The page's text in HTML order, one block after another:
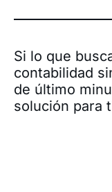
Si lo que
contabilidad
de último
solución para